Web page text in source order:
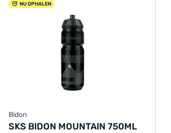
NU OPHALEN
Bidon
SKS BIDON MOUNTAIN 750ML